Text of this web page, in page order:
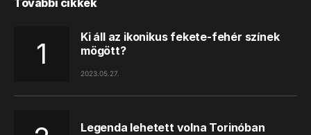
További cikkek
Ki áll az ikonikus fekete-fehér színek
mögött?
2023.05.27.
Legenda lehetett volna Torinóban